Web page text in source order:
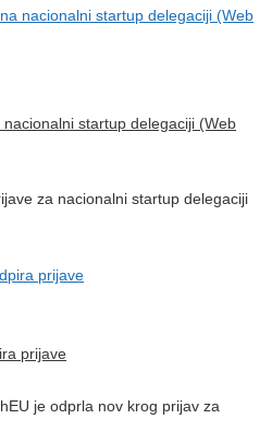
startup delegaciji (Web
za nacionalni startup delegaciji
prijave
je odprla nov krog prijav za